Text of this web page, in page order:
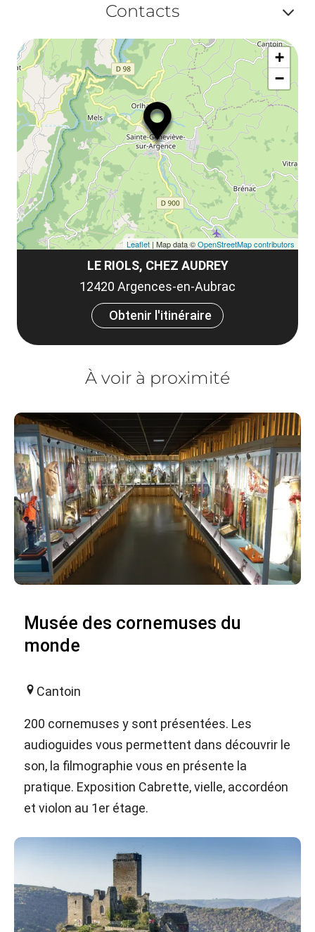
ou
et
Contacts
ou
LE RIOLS, CHEZ AUDREY
12420 Argences-en-Aubrac
Obtenir l'itinéraire
+
−
Leaflet | Map data ©OpenStreetMap contributors
À voir à proximité
Musée des cornemuses du
monde
Cantoin
200 cornemuses y sont présentées. Les
audioguides vous permettent dans découvrir le
son, la filmographie vous en présente la
pratique. Exposition Cabrette, vielle, accordéon
et violon au 1er étage.